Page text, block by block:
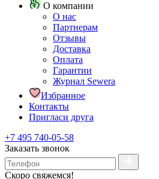
О компании
О нас
Партнерам
Отзывы
Доставка
Оплата
Гарантии
Журнал Sewera
Избранное
Контакты
Пригласи друга
+7 495 740-05-58
Заказать звонок
Скоро свяжемся!